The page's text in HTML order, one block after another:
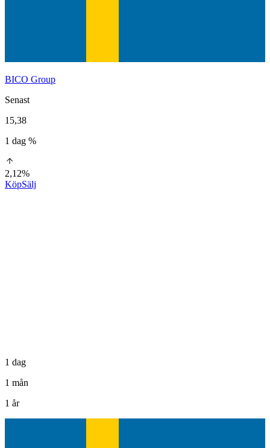
BICO Group
Senast
15,38
1 dag %
2,12%
KöpSälj
1 dag
1 mån
1 år